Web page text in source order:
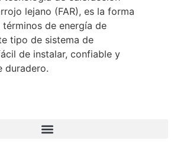
lejano (FAR), es la forma
de energía de
tipo de sistema de
de instalar, confiable y
duradero.